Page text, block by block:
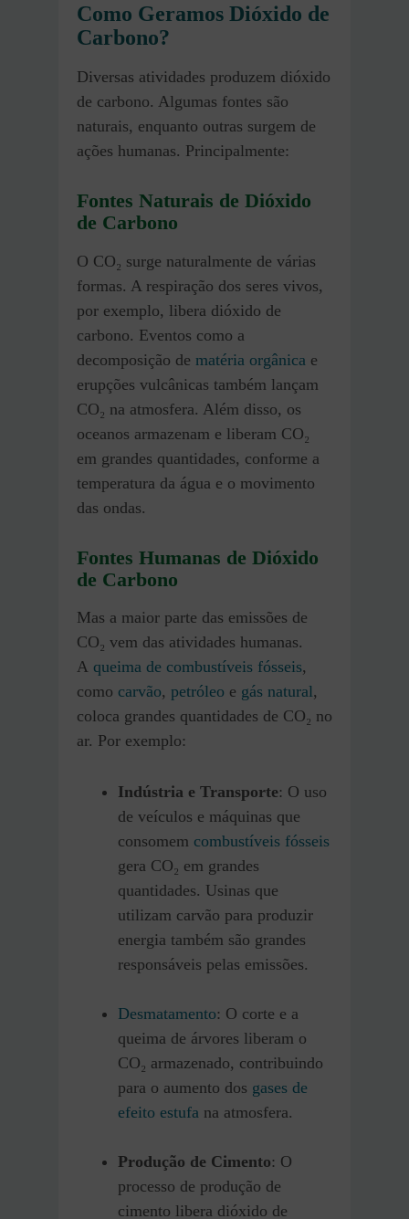
Como Geramos Dióxido de
Carbono?
Diversas atividades produzem dióxido
de carbono. Algumas fontes são
naturais, enquanto outras surgem de
ações humanas. Principalmente:
Fontes Naturais de Dióxido
de Carbono
O CO₂ surge naturalmente de várias
formas. A respiração dos seres vivos,
por exemplo, libera dióxido de
carbono. Eventos como a
decomposição de matéria orgânica e
erupções vulcânicas também lançam
CO₂ na atmosfera. Além disso, os
oceanos armazenam e liberam CO₂
em grandes quantidades, conforme a
temperatura da água e o movimento
das ondas.
Fontes Humanas de Dióxido
de Carbono
Mas a maior parte das emissões de
CO₂ vem das atividades humanas.
A queima de combustíveis fósseis,
como carvão, petróleo e gás natural,
coloca grandes quantidades de CO₂ no
ar. Por exemplo:
Indústria e Transporte: O uso
de veículos e máquinas que
consomem combustíveis fósseis
gera CO₂ em grandes
quantidades. Usinas que
utilizam carvão para produzir
energia também são grandes
responsáveis pelas emissões.
Desmatamento: O corte e a
queima de árvores liberam o
CO₂ armazenado, contribuindo
para o aumento dos gases de
efeito estufa na atmosfera.
Produção de Cimento: O
processo de produção de
cimento libera dióxido de